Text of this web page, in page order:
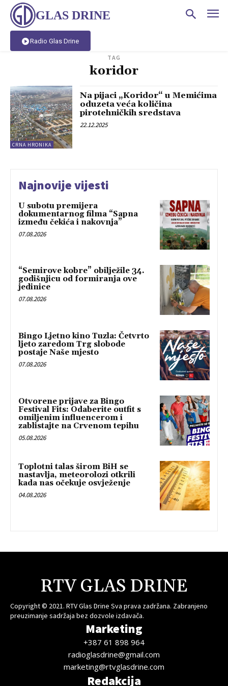
GLAS DRINE
Radio Glas Drine
TAG
koridor
CRNA HRONIKA
Na pijaci „Koridor“ u Memićima
oduzeta veća količina
pirotehničkih sredstava
22.12.2025
Najnovije vijesti
U subotu premijera
dokumentarnog filma “Sapna
između čekića i nakovnja”
07.08.2026
“Semirove kobre” obilježile 34.
godišnjicu od formiranja ove
jedinice
07.08.2026
Bingo Ljetno kino Tuzla: Četvrto
ljeto zaredom Trg slobode
postaje Naše mjesto
07.08.2026
Otvorene prijave za Bingo
Festival Fits: Odaberite outfit s
omiljenim influencerom i
zablistajte na Crvenom tepihu
05.08.2026
Toplotni talas širom BiH se
nastavlja, meteorolozi otkrili
kada nas očekuje osvježenje
04.08.2026
RTV GLAS DRINE
Copyright © 2021. RTV Glas Drine Sva prava zadržana. Zabranjeno
preuzimanje sadržaja bez dozvole izdavača.
Marketing
+387 61 898 964
radioglasdrine@gmail.com
marketing@rtvglasdrine.com
Redakcija